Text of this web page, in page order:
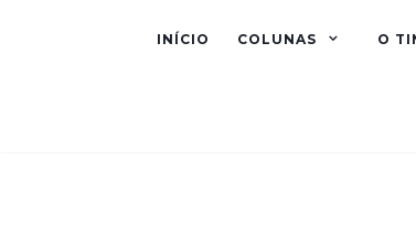
INÍCIO COLUNAS O